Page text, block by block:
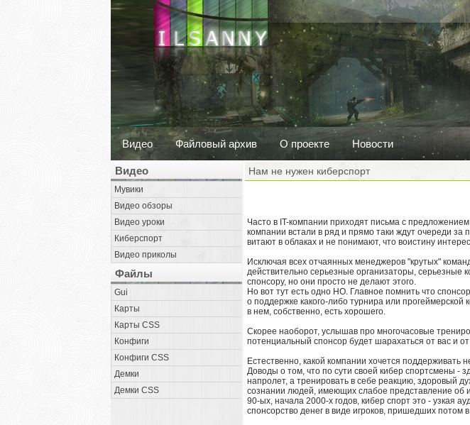
Видео Файловый архив О проекте Новости
Видео
Мувики
Видео обзоры
Видео уроки
Киберспорт
Видео приколы
Файлы
Gui
Карты
Карты CSS
Конфиги
Конфиги CSS
Демки
Демки CSS
Нам не нужен киберспорт
Часто в IT-компании приходят письма с
компании встали в ряд и прямо таки ждут очереди за
витают в облаках и не понимают, что воистину
Исключая всех отчаянных менеджеров "крутых"
действительно серьезные организаторы,
спонсору, но они просто не делают этого.
Но вот тут есть одно НО. Главное помнить что
о поддержке какого-либо турнира или
в нем, собственно, есть хорошего.
Скорее наоборот, услышав про многочасовые
потенциальный спонсор будет шарахаться от вас и
Естественно, какой компании хочется
Доводы о том, что по сути своей кибер спортсмены -
напролет, а тренировать в себе реакцию, здоровый
сознании людей, имеющих слабое представление об
90-ых, начала 2000-х годов, кибер спорт это - узкая
спонсорство денег в виде игроков, пришедших потом